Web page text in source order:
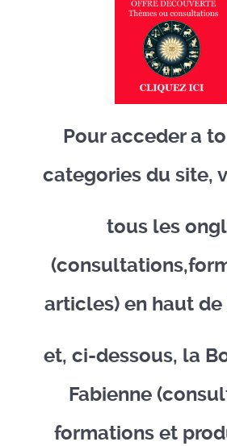
Pour acceder a
categories du site,
tous les
articles) en haut
et, ci-dessous, la
Fabienne
formations et